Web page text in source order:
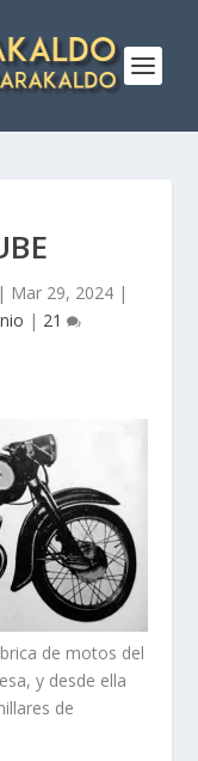
| Mar 29, 2024|
| 21
de motos del
y desde ella
de